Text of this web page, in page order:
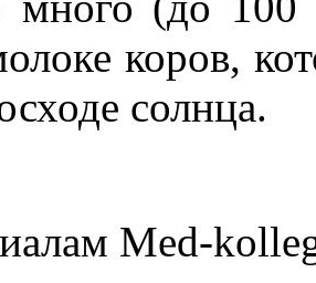
коров,
солнца.
Med-